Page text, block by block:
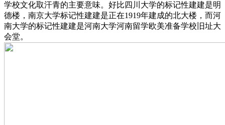
学校文化取汗青的主要意味。好比四川大学的标记性建建是明
德楼，南京大学标记性建建是正在1919年建成的北大楼，而河
南大学的标记性建建是河南大学河南留学欧美准备学校旧址大
会堂。